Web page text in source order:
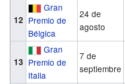
12
Gran
Premio de
Bélgica
24 de
agosto
13
Gran
Premio de
Italia
7 de
septiembre